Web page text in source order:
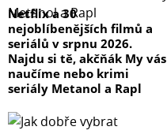
Netflix a 30
nejoblíbenějších filmů a
seriálů v srpnu 2026.
Najdu si tě, akčňák My vás
naučíme nebo krimi
seriály Metanol a Rapl